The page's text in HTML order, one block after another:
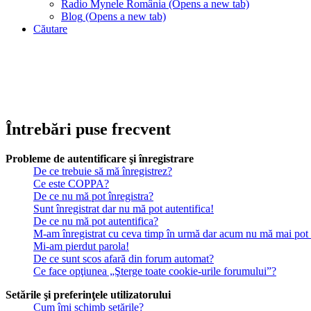
Radio Mynele România (Opens a new tab)
Blog (Opens a new tab)
Căutare
Întrebări puse frecvent
Probleme de autentificare şi înregistrare
De ce trebuie să mă înregistrez?
Ce este COPPA?
De ce nu mă pot înregistra?
Sunt înregistrat dar nu mă pot autentifica!
De ce nu mă pot autentifica?
M-am înregistrat cu ceva timp în urmă dar acum nu mă mai pot
Mi-am pierdut parola!
De ce sunt scos afară din forum automat?
Ce face opţiunea „Şterge toate cookie-urile forumului”?
Setările şi preferinţele utilizatorului
Cum îmi schimb setările?